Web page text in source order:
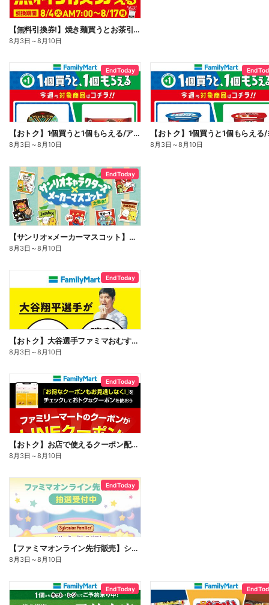
【無料引換券!】焼き麺買うとお茶引換券貰える!
8月3日 ～8月10日
End Today
【おトク】1個買うと1個もらえる/アイス
8月3日 ～8月10日
End
8月3日 ～8月10日
End Today
【サンリオ×メーカーマスコット】オリジナルグッズ貰える!
8月3日 ～8月10日
End Today
【おトク】大谷選手ファミマおむすび割
8月3日 ～8月10日
End Today
【おトク】お店で使えるクーポン配信中
8月3日 ～8月10日
End Today
【ファミマオンライン先行販売】シルバニアファミリー
8月3日 ～8月10日
End Today End